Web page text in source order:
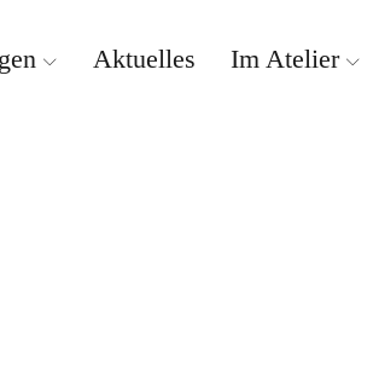
Aktuelles Im Atelier